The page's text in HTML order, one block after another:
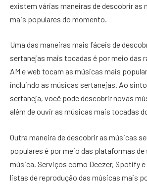
existem várias maneiras de descobrir as
mais populares do momento.
Uma das maneiras mais fáceis de
sertanejas mais tocadas é por meio das
AM e web tocam as músicas mais
incluindo as músicas sertanejas. Ao
sertaneja, você pode descobrir novas
além de ouvir as músicas mais tocadas
Outra maneira de descobrir as músicas
populares é por meio das plataformas de
música. Serviços como Deezer, Spotify
listas de reprodução das músicas mais